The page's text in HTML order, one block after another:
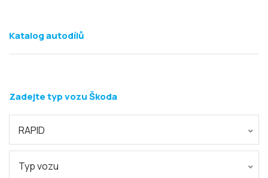
Zadejte typ vozu Škoda
RAPID
Typ vozu
Katalog autodílů